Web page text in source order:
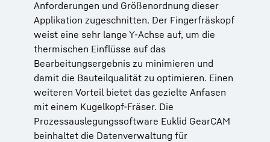
Anforderungen und Größenordnung dieser
Applikation zugeschnitten. Der Fingerfräskopf
weist eine sehr lange Y-Achse auf, um die
thermischen Einflüsse auf das
Bearbeitungsergebnis zu minimieren und
damit die Bauteilqualität zu optimieren. Einen
weiteren Vorteil bietet das gezielte Anfasen
mit einem Kugelkopf-Fräser. Die
Prozessauslegungssoftware Euklid GearCAM
beinhaltet die Datenverwaltung für